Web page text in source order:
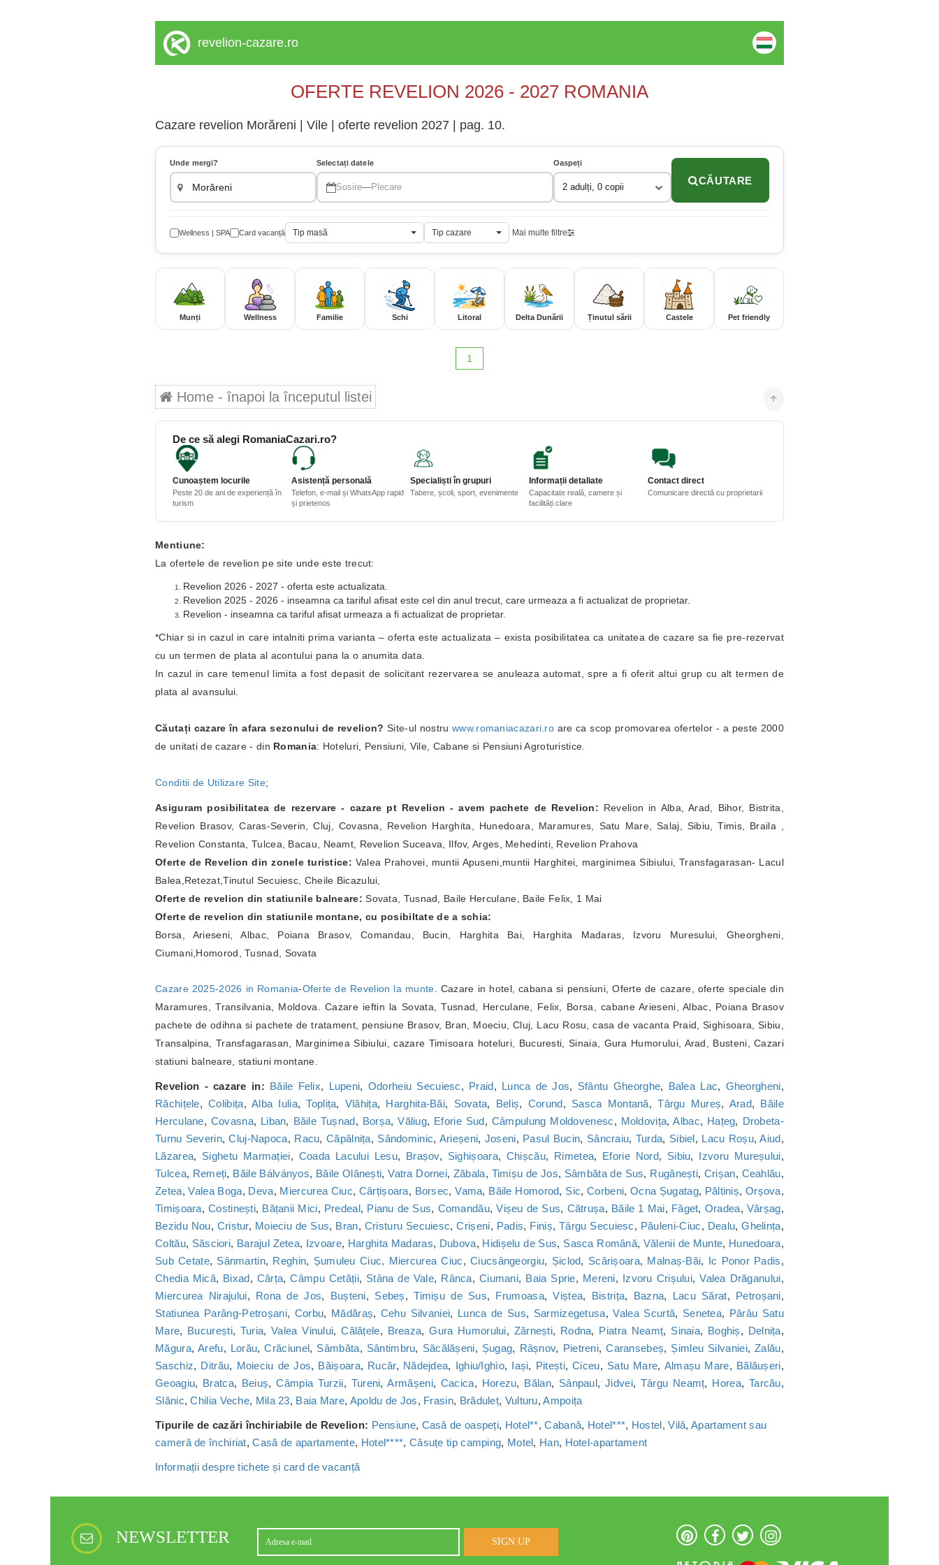
revelion-cazare.ro
OFERTE REVELION 2026 - 2027 ROMANIA
Cazare revelion Morăreni | Vile | oferte revelion 2027 | pag. 10.
Unde mergi? Selectați datele
Sosire—Plecare
Oaspeți
2 adulți, 0 copii
CĂUTARE
Wellness | SPA Card vacanță Tip masă Tip cazare Mai multe filtre
Munți Wellness Familie Schi Litoral Delta Dunării Ținutul sării Castele Pet friendly
1
Home - înapoi la începutul listei
De ce să alegi RomaniaCazari.ro?
Cunoaștem locurile
Peste 20 de ani de experiență în
turism
Asistență personală
Telefon, e-mail și WhatsApp rapid
și prietenos
Specialiști în grupuri
Tabere, școli, sport, evenimente
Informații detaliate
Capacitate reală, camere și
facilități clare
Contact direct
Comunicare directă cu proprietarii
Mentiune:
La ofertele de revelion pe site unde este trecut:
Revelion 2026 - 2027 - oferta este actualizata.
Revelion 2025 - 2026 - inseamna ca tariful afisat este cel din anul trecut, care urmeaza a fi actualizat de proprietar.
Revelion - inseamna ca tariful afisat urmeaza a fi actualizat de proprietar.
*Chiar si in cazul in care intalniti prima varianta – oferta este actualizata – exista posibilitatea ca unitatea de cazare sa fie pre-rezervat
cu un termen de plata al acontului pana la o anumita data.
In cazul in care temenul limita a fost depasit de solicitant rezervarea se anuleaza automat, spre a fi oferit altui grup cu alt termen de
plata al avansului.
Căutați cazare în afara sezonului de revelion?Site-ul nostruwww.romaniacazari.ro are ca scop promovarea ofertelor - a peste 2000
de unitati de cazare - din Romania: Hoteluri, Pensiuni, Vile, Cabane si Pensiuni Agroturistice.
Conditii de Utilizare Site;
Asiguram posibilitatea de rezervare - cazare pt Revelion - avem pachete de Revelion: Revelion in Alba, Arad, Bihor, Bistrita,
Revelion Brasov, Caras-Severin, Cluj, Covasna, Revelion Harghita, Hunedoara, Maramures, Satu Mare, Salaj, Sibiu, Timis, Braila ,
Revelion Constanta, Tulcea, Bacau, Neamt, Revelion Suceava, Ilfov, Arges, Mehedinti, Revelion Prahova
Oferte de Revelion din zonele turistice: Valea Prahovei, muntii Apuseni,muntii Harghitei, marginimea Sibiului, Transfagarasan- Lacul
Balea,Retezat,Tinutul Secuiesc, Cheile Bicazului,
Oferte de revelion din statiunile balneare: Sovata, Tusnad, Baile Herculane, Baile Felix, 1 Mai
Oferte de revelion din statiunile montane, cu posibiltate de a schia:
Borsa, Arieseni, Albac, Poiana Brasov, Comandau, Bucin, Harghita Bai, Harghita Madaras, Izvoru Muresului, Gheorgheni,
Ciumani,Homorod, Tusnad, Sovata
Cazare 2025-2026 in Romania-Oferte de Revelion la munte. Cazare in hotel, cabana si pensiuni, Oferte de cazare, oferte speciale din
Maramures, Transilvania, Moldova. Cazare ieftin la Sovata, Tusnad, Herculane, Felix, Borsa, cabane Arieseni, Albac, Poiana Brasov
pachete de odihna si pachete de tratament, pensiune Brasov, Bran, Moeciu, Cluj, Lacu Rosu, casa de vacanta Praid, Sighisoara, Sibiu,
Transalpina, Transfagarasan, Marginimea Sibiului, cazare Timisoara hoteluri, Bucuresti, Sinaia, Gura Humorului, Arad, Busteni, Cazari
statiuni balneare, statiuni montane.
Revelion - cazare in: Băile Felix, Lupeni, Odorheiu Secuiesc, Praid, Lunca de Jos, Sfântu Gheorghe, Balea Lac, Gheorgheni,
Răchițele,Colibița,Alba Iulia,Toplița, Vlăhița, Harghita-Băi, Sovata, Beliș, Corund, Sasca Montană,Târgu Mureș, Arad, Băile
Herculane, Covasna, Liban, Băile Tușnad, Borșa,Văliug, Eforie Sud, Câmpulung Moldovenesc, Moldovița,Albac, Hațeg, Drobeta-
Turnu Severin,Cluj-Napoca, Racu, Căpâlnița, Sândominic, Arieșeni, Joseni, Pasul Bucin, Sâncraiu, Turda, Sibiel, Lacu Roșu,Aiud,
Lăzarea, Sighetu Marmației, Coada Lacului Lesu, Brașov, Sighișoara, Chișcău, Rimetea, Eforie Nord, Sibiu, Izvoru Mureșului,
Tulcea, Remeți, Băile Bálványos, Băile Olănești,Vatra Dornei, Zăbala, Timișu de Jos, Sâmbăta de Sus, Rugănești, Crișan, Ceahlău,
Zetea,Valea Boga, Deva, Miercurea Ciuc, Cârțișoara, Borsec,Vama, Băile Homorod, Sic,Corbeni, Ocna Șugatag, Păltiniș, Orșova,
Timișoara, Costinești, Bățanii Mici, Predeal, Pianu de Sus, Comandău,Vișeu de Sus, Cătrușa, Băile 1 Mai, Făget, Oradea, Vărșag,
Bezidu Nou, Cristur, Moieciu de Sus, Bran, Cristuru Secuiesc,Crișeni, Padis, Finiș,Târgu Secuiesc, Păuleni-Ciuc, Dealu,Ghelința,
Coltău, Săsciori, Barajul Zetea, Izvoare, Harghita Madaras, Dubova, Hidișelu de Sus, Sasca Română, Vălenii de Munte, Hunedoara,
Sub Cetate, Sânmartin, Reghin, Șumuleu Ciuc, Miercurea Ciuc,Ciucsângeorgiu, Șiclod, Scărișoara, Malnaș-Băi, Ic Ponor Padis,
Chedia Mică, Bixad, Cârța,Câmpu Cetății, Stâna de Vale, Rânca, Ciumani, Baia Sprie, Mereni, Izvoru Crișului,Valea Drăganului,
Miercurea Nirajului, Rona de Jos, Bușteni, Sebeș,Timișu de Sus, Frumoasa,Viștea, Bistrița, Bazna, Lacu Sărat, Petroșani,
Statiunea Parâng-Petroșani, Corbu, Mădăraș, Cehu Silvaniei, Lunca de Sus, Sarmizegetusa,Valea Scurtă, Senetea, Pârâu Satu
Mare, București, Turia,Valea Vinului,Călățele, Breaza,Gura Humorului, Zărnești, Rodna, Piatra Neamț, Sinaia, Boghiș, Delnița,
Măgura,Arefu, Lorău,Crăciunel, Sâmbăta, Sântimbru, Săcălășeni, Șugag, Râșnov, Pietreni,Caransebeș, Șimleu Silvaniei,Zalău,
Saschiz, Ditrău, Moieciu de Jos, Băișoara, Rucăr, Nădejdea, Ighiu/Ighìo, Iași, Pitești,Ciceu, Satu Mare, Almașu Mare, Bălăușeri,
Geoagiu, Bratca, Beiuș,Câmpia Turzii, Tureni,Armășeni, Cacica, Horezu, Bălan, Sânpaul, Jidvei, Târgu Neamț, Horea, Tarcău,
Slănic,Chilia Veche, Mila 23, Baia Mare, Apoldu de Jos, Frasin, Brăduleț, Vulturu,Ampoița
Tipurile de cazări închiriabile de Revelion: Pensiune, Casă de oaspeți, Hotel**,Cabană, Hotel***, Hostel,Vilă,Apartament sau
cameră de închiriat,Casă de apartamente, Hotel****, Căsuțe tip camping, Motel, Han, Hotel-apartament
Informații despre tichete și card de vacanță
NEWSLETTER SIGN UP